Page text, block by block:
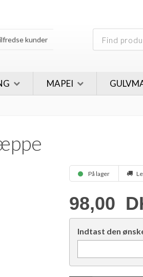
kunder
kunderMAPEI
På lager
98,00
Indtast den